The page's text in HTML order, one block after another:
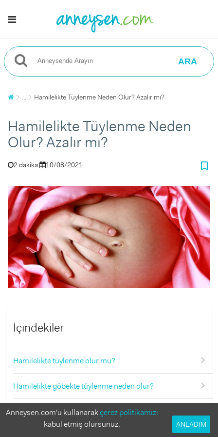
ARA
... Hamilelikte Tüylenme Neden Olur? Azalır mı?
Hamilelikte Tüylenme Neden
Olur? Azalır mı?
2 dakika 10/08/2021 bookmark_border
İçindekiler
Hamilelikte tüylenme olur mu?
Hamilelikte göbekte tüylenme neden olur?
Hamilelikte tüylenme ne zaman başlar?
Anneysen.com'u kullanarakçerez politikamızı
kabul etmiş olursunuz.
ANLADIM